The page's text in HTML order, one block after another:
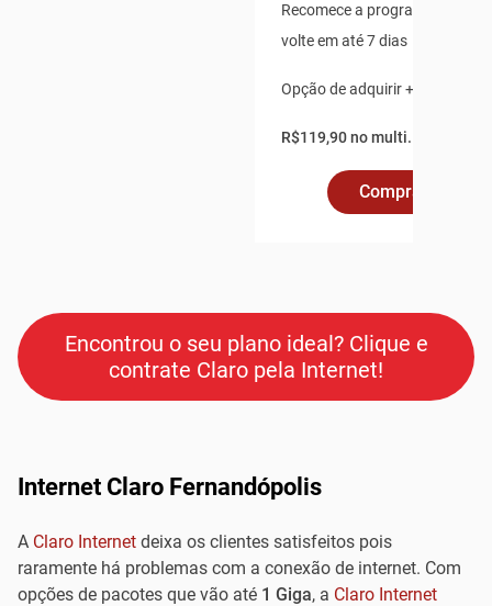
Recomece a programação ao
volte em até 7 dias
Opção de adquirir + 2 pontos
R$119,90 no multi.
Comprar Online
Encontrou o seu plano ideal? Clique e
contrate Claro pela Internet!
Internet Claro Fernandópolis
A Claro Internet deixa os clientes satisfeitos pois
raramente há problemas com a conexão de internet. Com
opções de pacotes que vão até 1 Giga, a Claro Internet